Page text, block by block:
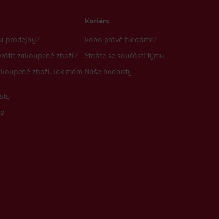
prodejny?
zakoupené zboží?
zboží. Jak mám
Kariéra
Koho právě hledáme?
Staňte se součástí týmu
Naše hodnoty